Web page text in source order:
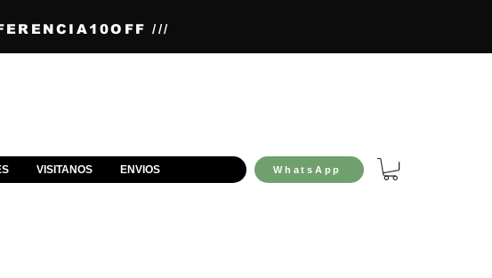
///
VISITANOS ENVIOS WhatsApp